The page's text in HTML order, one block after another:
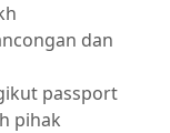
dan
passport
pihak